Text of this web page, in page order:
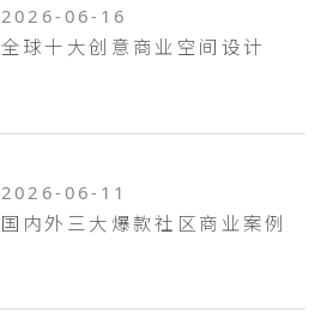
2026-06-16
全球十大创意商业空间设计
2026-06-11
国内外三大爆款社区商业案例